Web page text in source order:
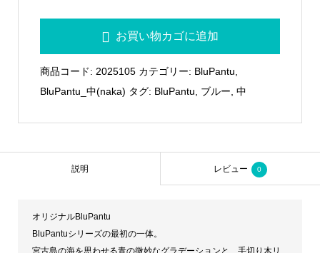
06
個
お買い物カゴに追加
商品コード: 2025105 カテゴリー: BluPantu,
BluPantu_中(naka) タグ: BluPantu, ブルー, 中
説明 レビュー 0
オリジナルBluPantu
BluPantuシリーズの最初の一体。
宮古島の海を思わせる青の微妙なグラデーションと、手切り木リ